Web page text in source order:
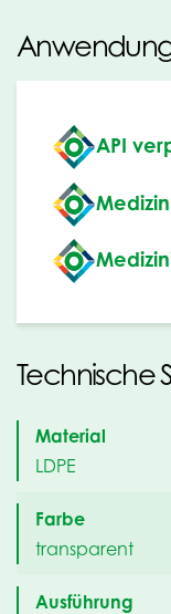
API
Technische
Material
LDPE
Farbe
transparent
Ausführung